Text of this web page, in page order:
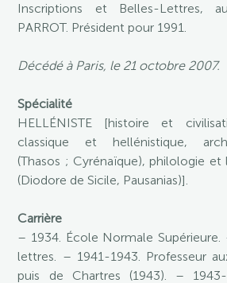
Inscriptions et Belles-Lettres,
PARROT. Président pour 1991.
Décédé à Paris, le 21 octobre 2007.
Spécialité
HELLÉNISTE [histoire et
classique et hellénistique,
(Thasos ; Cyrénaïque), philologie
(Diodore de Sicile, Pausanias)].
Carrière
– 1934. École Normale Supérieure.
lettres. – 1941-1943. Professeur
puis de Chartres (1943). –